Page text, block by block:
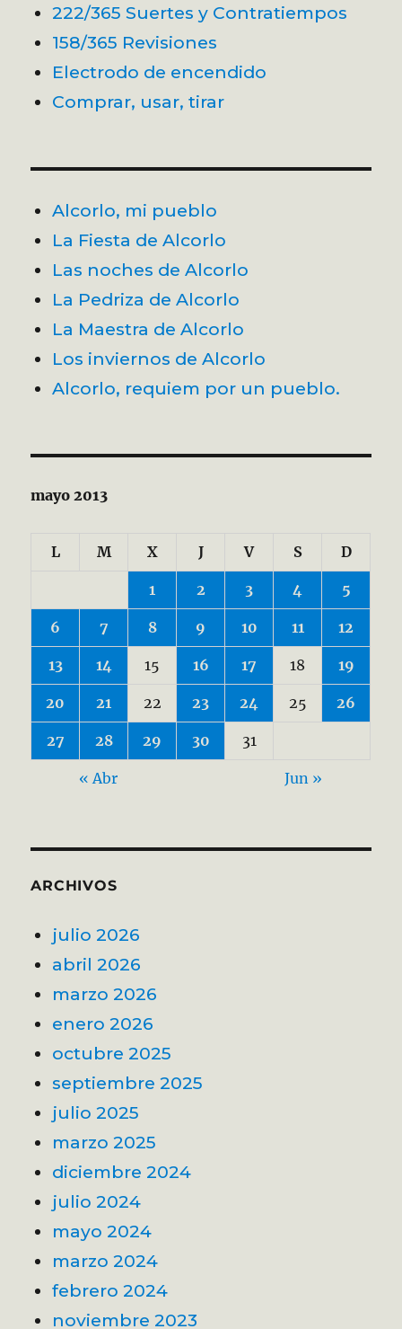
222/365 Suertes y Contratiempos
158/365 Revisiones
Electrodo de encendido
Comprar, usar, tirar
Alcorlo, mi pueblo
La Fiesta de Alcorlo
Las noches de Alcorlo
La Pedriza de Alcorlo
La Maestra de Alcorlo
Los inviernos de Alcorlo
Alcorlo, requiem por un pueblo.
mayo 2013
L M X J V S D
1 2 3 4 5
6 7 8 9 10 11 12
13 14 15 16 17 18 19
20 21 22 23 24 25 26
27 28 29 30 31
« Abr Jun »
ARCHIVOS
julio 2026
abril 2026
marzo 2026
enero 2026
octubre 2025
septiembre 2025
julio 2025
marzo 2025
diciembre 2024
julio 2024
mayo 2024
marzo 2024
febrero 2024
noviembre 2023